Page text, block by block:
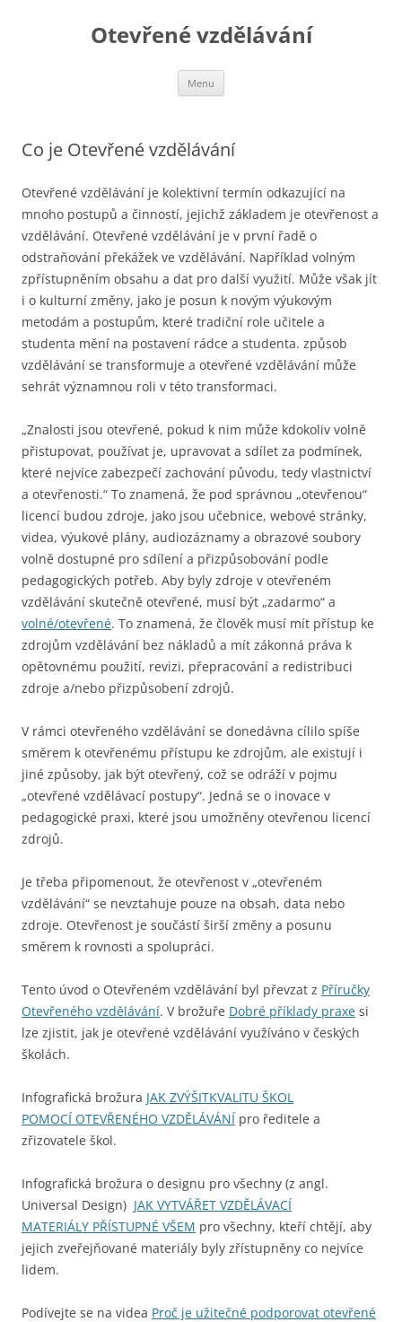
Otevřené vzdělávání
Menu
Co je Otevřené vzdělávání
Otevřené vzdělávání je kolektivní termín odkazující na
mnoho postupů a činností, jejichž základem je otevřenost a
vzdělávání. Otevřené vzdělávání je v první řadě o
odstraňování překážek ve vzdělávání. Například volným
zpřístupněním obsahu a dat pro další využití. Může však jít
i o kulturní změny, jako je posun k novým výukovým
metodám a postupům, které tradiční role učitele a
studenta mění na postavení rádce a studenta. způsob
vzdělávání se transformuje a otevřené vzdělávání může
sehrát významnou roli v této transformaci.
„Znalosti jsou otevřené, pokud k nim může kdokoliv volně
přistupovat, používat je, upravovat a sdílet za podmínek,
které nejvíce zabezpečí zachování původu, tedy vlastnictví
a otevřenosti.“ To znamená, že pod správnou „otevřenou“
licencí budou zdroje, jako jsou učebnice, webové stránky,
videa, výukové plány, audiozáznamy a obrazové soubory
volně dostupné pro sdílení a přizpůsobování podle
pedagogických potřeb. Aby byly zdroje v otevřeném
vzdělávání skutečně otevřené, musí být „zadarmo“ a
volné/otevřené. To znamená, že člověk musí mít přístup ke
zdrojům vzdělávání bez nákladů a mít zákonná práva k
opětovnému použití, revizi, přepracování a redistribuci
zdroje a/nebo přizpůsobení zdrojů.
V rámci otevřeného vzdělávání se donedávna cílilo spíše
směrem k otevřenému přístupu ke zdrojům, ale existují i
jiné způsoby, jak být otevřený, což se odráží v pojmu
„otevřené vzdělávací postupy“. Jedná se o inovace v
pedagogické praxi, které jsou umožněny otevřenou licencí
zdrojů.
Je třeba připomenout, že otevřenost v „otevřeném
vzdělávání“ se nevztahuje pouze na obsah, data nebo
zdroje. Otevřenost je součástí širší změny a posunu
směrem k rovnosti a spolupráci.
Tento úvod o Otevřeném vzdělávání byl převzat z Příručky
Otevřeného vzdělávání. V brožuře Dobré příklady praxe si
lze zjistit, jak je otevřené vzdělávání využíváno v českých
školách.
Infografická brožura JAK ZVÝŠITKVALITU ŠKOL
POMOCÍ OTEVŘENÉHO VZDĚLÁVÁNÍ pro ředitele a
zřizovatele škol.
Infografická brožura o designu pro všechny (z angl.
Universal Design) JAK VYTVÁŘET VZDĚLÁVACÍ
MATERIÁLY PŘÍSTUPNÉ VŠEM pro všechny, kteří chtějí, aby
jejich zveřejňované materiály byly zřístupněny co nejvíce
lidem.
Podívejte se na videa Proč je užitečné podporovat otevřené